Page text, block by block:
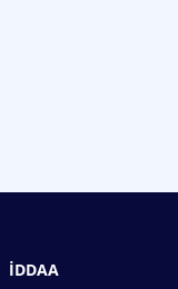
İDDAA